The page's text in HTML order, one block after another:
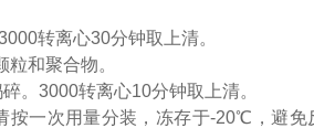
转离心30分钟取上清。
和聚合物。
。3000转离心10分钟取上清。
按一次用量分装，冻存于-20℃，避